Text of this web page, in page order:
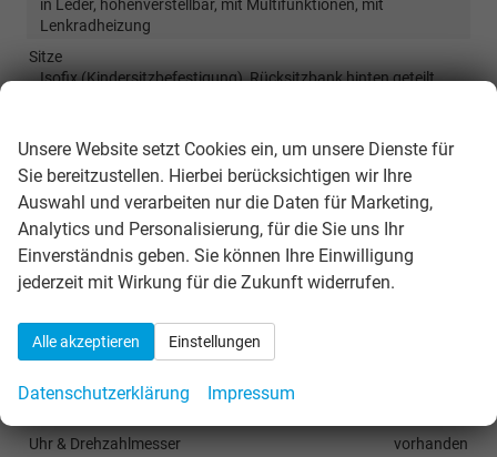
in Leder, höhenverstellbar, mit Multifunktionen, mit
Lenkradheizung
Sitze
Isofix (Kindersitzbefestigung), Rücksitzbank hinten geteilt,
Infotainment & Kommunikation
Audioanlage
Radio/MP3-Player, Radio, Schnittstelle MP3, Schnittstelle USB,
Digitalradio DAB, Farbdisplay, Android Auto, Apple CarPlay,
Musikstreaming integriert, Touchscreen
Außentemperaturanzeige
Bordcomputer
Uhr & Drehzahlmesser
vorhanden
Unsere Website setzt Cookies ein, um unsere Dienste für
Sie bereitzustellen. Hierbei berücksichtigen wir Ihre
Auswahl und verarbeiten nur die Daten für Marketing,
Analytics und Personalisierung, für die Sie uns Ihr
Einverständnis geben. Sie können Ihre Einwilligung
jederzeit mit Wirkung für die Zukunft widerrufen.
Alle akzeptieren Einstellungen
Datenschutzerklärung Impressum